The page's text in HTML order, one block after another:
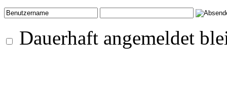
Dauerhaft angemeldet